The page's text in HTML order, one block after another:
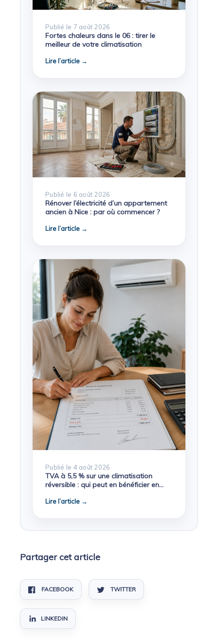
Publié le 7 août 2026
Fortes chaleurs dans le 06 : tirer le
meilleur de votre climatisation
Lire l’article →
Publié le 6 août 2026
Rénover l’électricité d’un appartement
ancien à Nice : par où commencer ?
Lire l’article →
Publié le 4 août 2026
TVA à 5,5 % sur une climatisation
réversible : qui peut en bénéficier en
Lire l’article →
Partager cet article
FACEBOOK TWITTER
LINKEDIN